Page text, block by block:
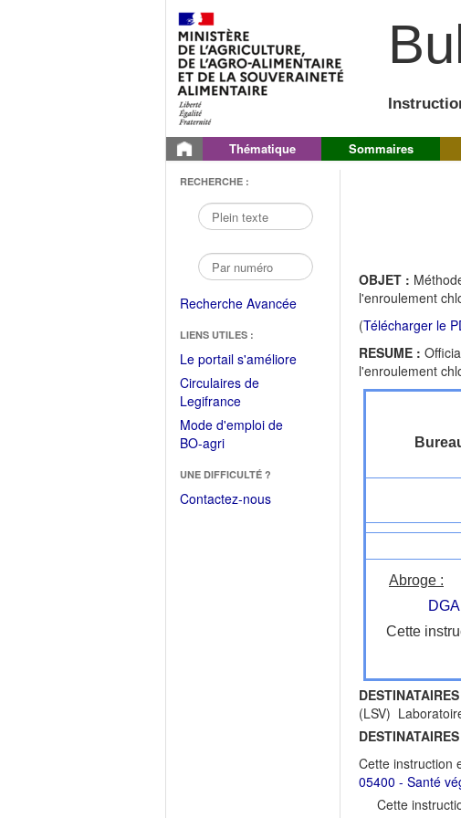
Thématique Sommaires
RECHERCHE :
Recherche Avancée
LIENS UTILES :
Le portail s'améliore(Fichier
Circulaires de
Legifrance(Ouvrir
dans
une
fenêtre)
Mode d'emploi de
BO-agri(Ouvrir
une
nouvelle
UNE DIFFICULTÉ ?
Contactez-nous
OBJET :
l'enroulement
(Télécharger le
RESUME :
l'enroulement
Abroge :
Cette
(LSV)
Cette instruction
05400 - Santé
Cette